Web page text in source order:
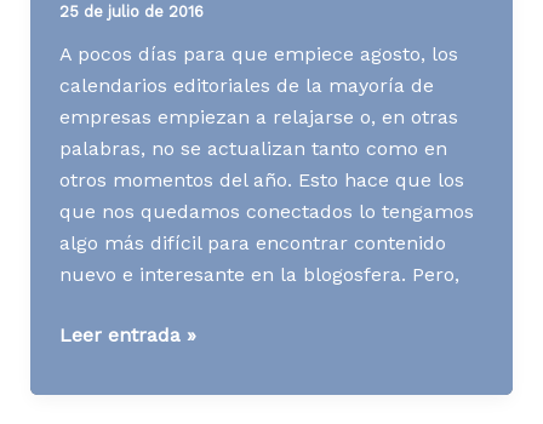
25 de julio de 2016
A pocos días para que empiece agosto, los
calendarios editoriales de la mayoría de
empresas empiezan a relajarse o, en otras
palabras, no se actualizan tanto como en
otros momentos del año. Esto hace que los
que nos quedamos conectados lo tengamos
algo más difícil para encontrar contenido
nuevo e interesante en la blogosfera. Pero,
[Contenidos]
formas
Leer entrada »